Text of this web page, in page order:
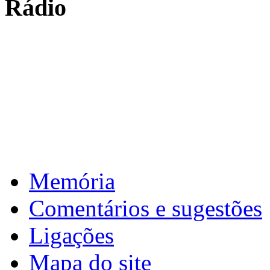
: de 16 a 17 de fevereiro de 2026 >
Rádio
Memória
Comentários e sugestões
Ligações
Mapa do site